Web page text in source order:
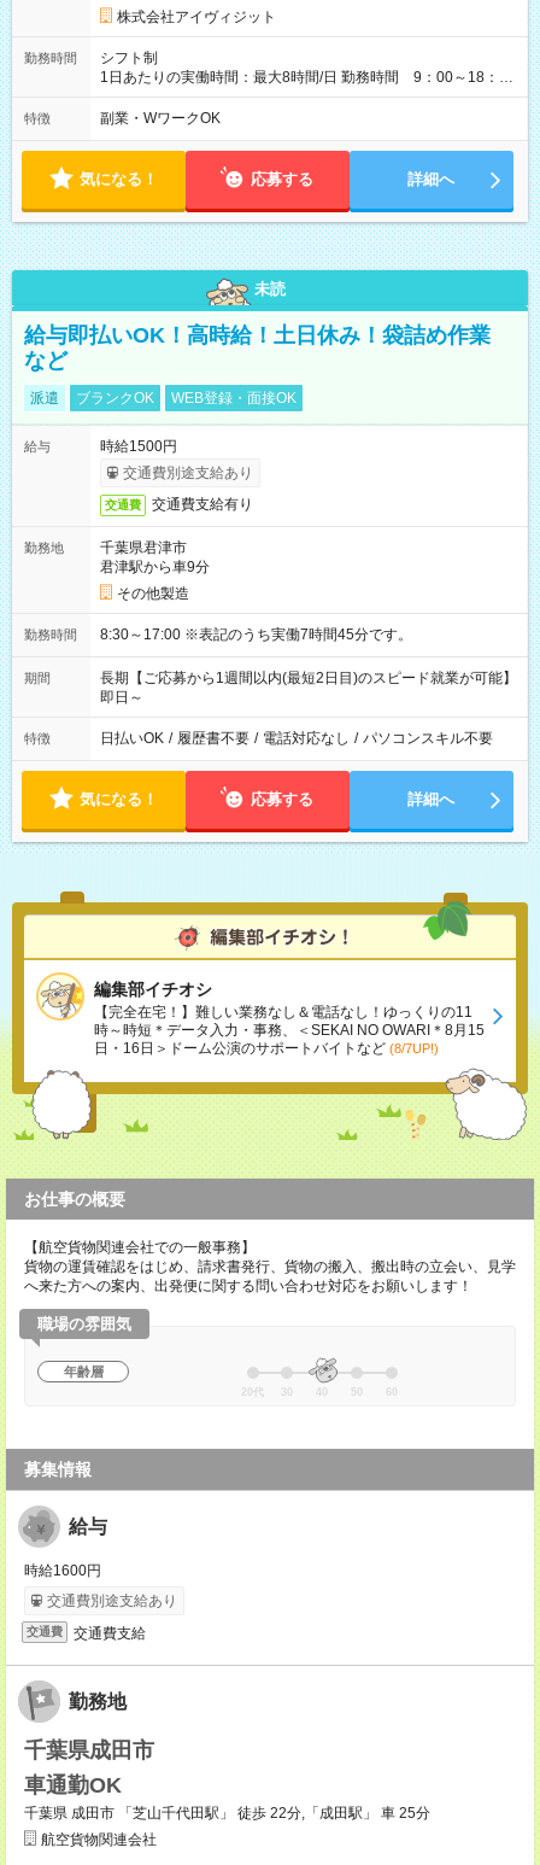
株式会社アイヴィジット
勤務時間
シフト制
1日あたりの実働時間：最大8時間/日 勤務時間 9：00～18：
00(実働8h、休憩1h) 土日祝含む週3日～OK、シフト制 ※もちろ
ん週5日勤務もOK♪ 勤務期間：2026年8月12日～9月9日※リスト
特徴 副業・WワークOK
気になる！ 応募する 詳細へ
未読
給与即払いOK！高時給！土日休み！袋詰め作業
など
派遣 ブランクOK WEB登録・面接OK
給与
時給1500円
交通費別途支給あり
交通費 交通費支給有り
勤務地
千葉県君津市
君津駅から車9分
その他製造
勤務時間 8:30～17:00 ※表記のうち実働7時間45分です。
期間
長期【ご応募から1週間以内(最短2日目)のスピード就業が可能】
即日～
特徴 日払いOK / 履歴書不要 / 電話対応なし / パソコンスキル不要
気になる！ 応募する 詳細へ
編集部イチオシ
【完全在宅！】難しい業務なし＆電話なし！ゆっくりの11
時～時短＊データ入力・事務、＜SEKAI NO OWARI＊8月15
日・16日＞ドーム公演のサポートバイトなど (8/7UP!)
お仕事の概要
【航空貨物関連会社での一般事務】
貨物の運賃確認をはじめ、請求書発行、貨物の搬入、搬出時の立会い、見学
へ来た方への案内、出発便に関する問い合わせ対応をお願いします！
職場の雰囲気
年齢層
20代 30 40 50 60
募集情報
給与
時給1600円
交通費別途支給あり
交通費 交通費支給
勤務地
千葉県成田市
車通勤OK
千葉県 成田市 「芝山千代田駅」 徒歩 22分,「成田駅」 車 25分
航空貨物関連会社